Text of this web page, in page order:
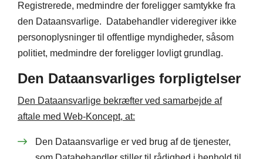
Registrerede, medmindre der foreligger samtykke fra
den Dataansvarlige. Databehandler videregiver ikke
personoplysninger til offentlige myndigheder, såsom
politiet, medmindre der foreligger lovligt grundlag.
Den Dataansvarliges forpligtelser
Den Dataansvarlige bekræfter ved samarbejde af
aftale med Web-Koncept, at:
Den Dataansvarlige er ved brug af de tjenester,